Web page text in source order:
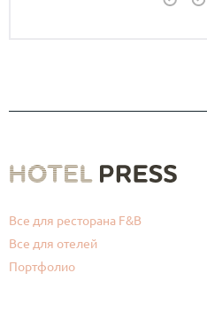
Все для ресторана F&B
Все для отелей
Портфолио